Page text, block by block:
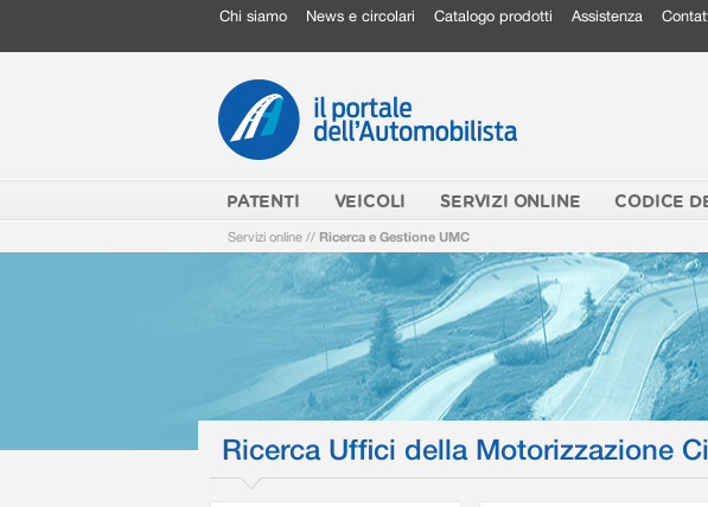
Chi siamo News e circolari Catalogo prodotti Assistenza
PATENTI VEICOLI SERVIZI ONLINE CODICE
Servizi online // Ricerca e Gestione UMC
Ricerca Uffici della Motorizzazione